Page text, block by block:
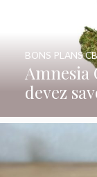
Amnesia
devez
BONS PLANS